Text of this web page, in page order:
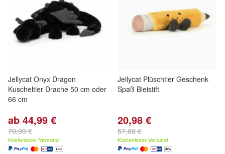
Jellycat Onyx Dragon
Kuscheltier Drache 50 cm oder
66 cm
ab 44,99 €
79,99 €
Kostenloser Versand
Jellycat Plüschtier Geschenk
Spaß Bleistift
20,98 €
57,00 €
Kostenloser Versand